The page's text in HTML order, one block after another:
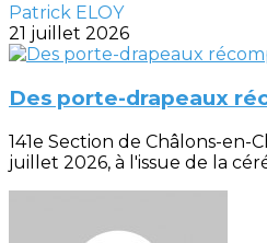
Patrick ELOY
21 juillet 2026
Des porte-drapeaux
141e Section de Châlons-en-
juillet 2026, à l'issue de la